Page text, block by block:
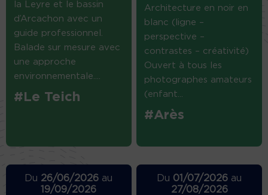
la Leyre et le bassin
d’Arcachon avec un
guide professionnel.
Balade sur mesure avec
une approche
environnementale....
#Le Teich
Architecture en noir en
blanc (ligne –
perspective –
contrastes – créativité)
Ouvert à tous les
photographes amateurs
(enfant...
#Arès
Du 26/06/2026 au
19/09/2026
Du 01/07/2026 au
27/08/2026